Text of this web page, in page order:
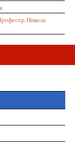
Никола